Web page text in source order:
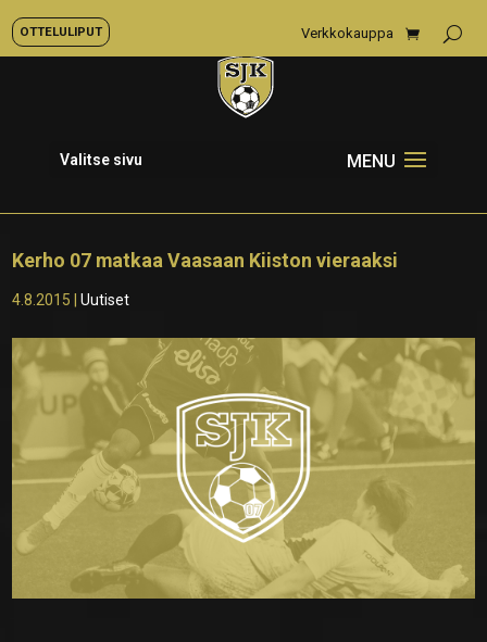
OTTELULIPUT Verkkokauppa
Valitse sivu
Kerho 07 matkaa Vaasaan Kiiston vieraaksi
4.8.2015 |Uutiset